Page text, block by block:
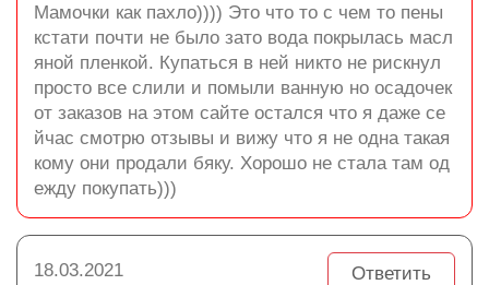
Мамочки как пахло)))) Это что то с чем то пены
кстати почти не было зато вода покрылась масл
яной пленкой. Купаться в ней никто не рискнул
просто все слили и помыли ванную но осадочек
от заказов на этом сайте остался что я даже се
йчас смотрю отзывы и вижу что я не одна такая
кому они продали бяку. Хорошо не стала там од
ежду покупать)))
Ответить
18.03.2021